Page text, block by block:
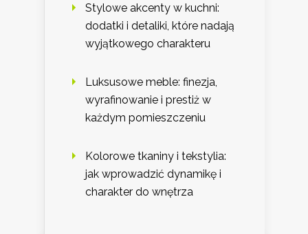
Stylowe akcenty w kuchni:
dodatki i detaliki, które nadają
wyjątkowego charakteru
Luksusowe meble: finezja,
wyrafinowanie i prestiż w
każdym pomieszczeniu
Kolorowe tkaniny i tekstylia:
jak wprowadzić dynamikę i
charakter do wnętrza